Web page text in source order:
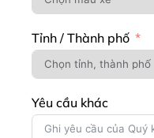
Tỉnh / Thành phố
Yêu cầu khác